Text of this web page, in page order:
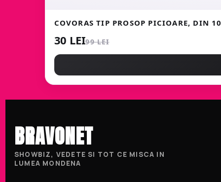
COVORAS TIP PROSOP PICIOARE, DIN
30 LEI99 LEI
BRAVONET
SHOWBIZ, VEDETE SI TOT CE MISCA IN
LUMEA MONDENA